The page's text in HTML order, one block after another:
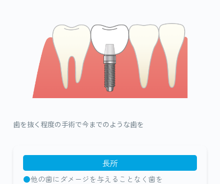
歯を抜く程度の手術で今までのような歯を
長所
他の歯にダメージを与えることなく歯を